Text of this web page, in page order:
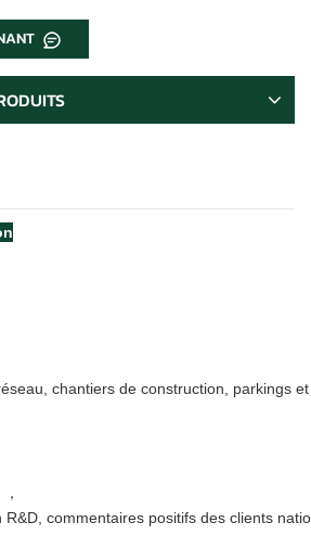
chantiers de construction, parkings
commentaires positifs des clients